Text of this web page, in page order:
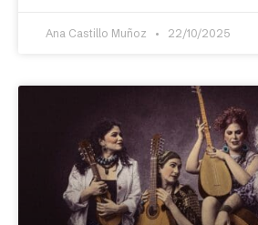
Ana Castillo Muñoz 22/10/2025